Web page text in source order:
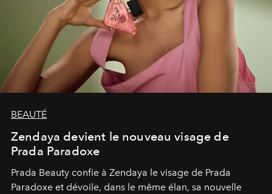
BEAUTÉ
Zendaya devient le nouveau visage de
Prada Paradoxe
Prada Beauty confie à Zendaya le visage de Prada
Paradoxe et dévoile, dans le même élan, sa nouvelle